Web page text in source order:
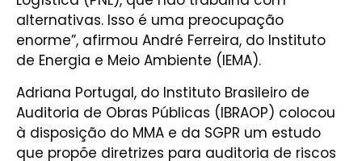
alternativas. Isso é uma preocupação
enorme”, afirmou André Ferreira, do Instituto
de Energia e Meio Ambiente (IEMA).
Adriana Portugal, do Instituto Brasileiro de
Auditoria de Obras Públicas (IBRAOP) colocou
à disposição do MMA e da SGPR um estudo
que propõe diretrizes para auditoria de riscos